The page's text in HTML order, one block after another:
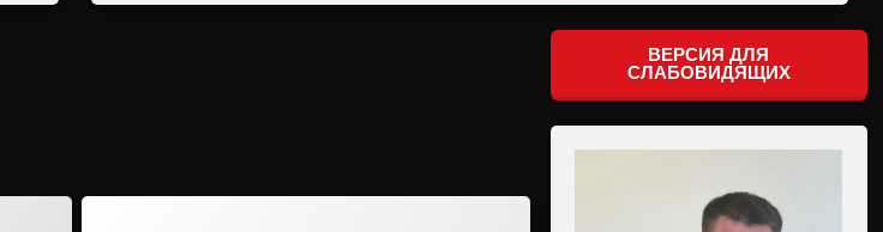
ВЕРСИЯ ДЛЯ
СЛАБОВИДЯЩИХ